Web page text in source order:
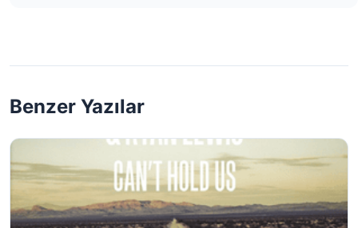
Benzer Yazılar